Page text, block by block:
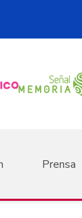
Prensa